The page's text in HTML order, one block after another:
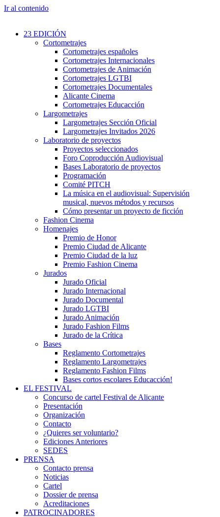
Ir al contenido
23 EDICIÓN
Cortometrajes
Cortometrajes españoles
Cortometrajes Internacionales
Cortometrajes de Animación
Cortometrajes LGTBI
Cortometrajes Documentales
Alicante Cinema
Cortometrajes Educacción
Largometrajes
Largometrajes Sección Oficial
Largometrajes Invitados 2026
Laboratorio de proyectos
Proyectos seleccionados
Foro Coproducción Audiovisual
Bases Laboratorio de proyectos
Programación
Comité PITCH
La música en el audiovisual: Supervisión
musical, nuevos métodos y recursos
Cómo presentar un proyecto de ficción
Fashion Cinema
Homenajes
Premio de Honor
Premio Ciudad de Alicante
Premio Ciudad de la luz
Premio Fashion Cinema
Jurados
Jurado Oficial
Jurado Internacional
Jurado Documental
Jurado LGTBI
Jurado Animación
Jurado Fashion Films
Jurado de la Crítica
Bases
Reglamento Cortometrajes
Reglamento Largometrajes
Reglamento Fashion Films
Bases cortos escolares Educacción!
EL FESTIVAL
Concurso de cartel Festival de Alicante
Presentación
Organización
Contacto
¿Quieres ser voluntario?
Ediciones Anteriores
SEDES
PRENSA
Contacto prensa
Noticias
Cartel
Dossier de prensa
Acreditaciones
PATROCINADORES